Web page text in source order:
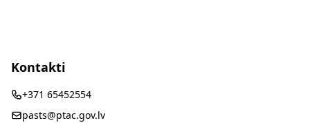
Kontakti
+371 65452554
pasts@ptac.gov.lv